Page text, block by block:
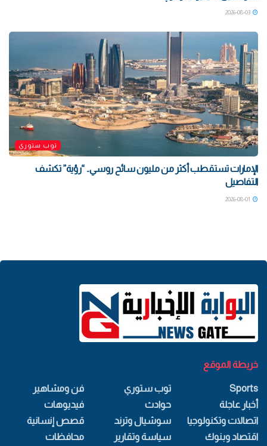
توب ستوري
الإمارات تستقطب أكثر من مليون سائح روسي.. “رؤية” تكشف
التفاصيل
خريطة الموقع
Sports
أخبار عاجلة
اتصالات وتكنولوجيا
اقتصاد وبنوك
توب ستوري
حوادث
سوشيال وترند
سياسة وتقارير
فن ومشاهير
فيديوهات
قصص إنسانية
محافظات